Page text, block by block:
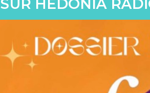
SUR HÉDONIA